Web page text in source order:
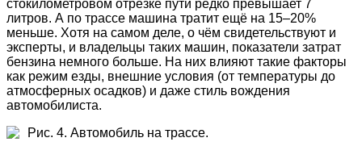
стокилометровом отрезке пути редко превышает 7
литров. А по трассе машина тратит ещё на 15–20%
меньше. Хотя на самом деле, о чём свидетельствуют и
эксперты, и владельцы таких машин, показатели затрат
бензина немного больше. На них влияют такие факторы
как режим езды, внешние условия (от температуры до
атмосферных осадков) и даже стиль вождения
автомобилиста.
Рис. 4. Автомобиль на трассе.